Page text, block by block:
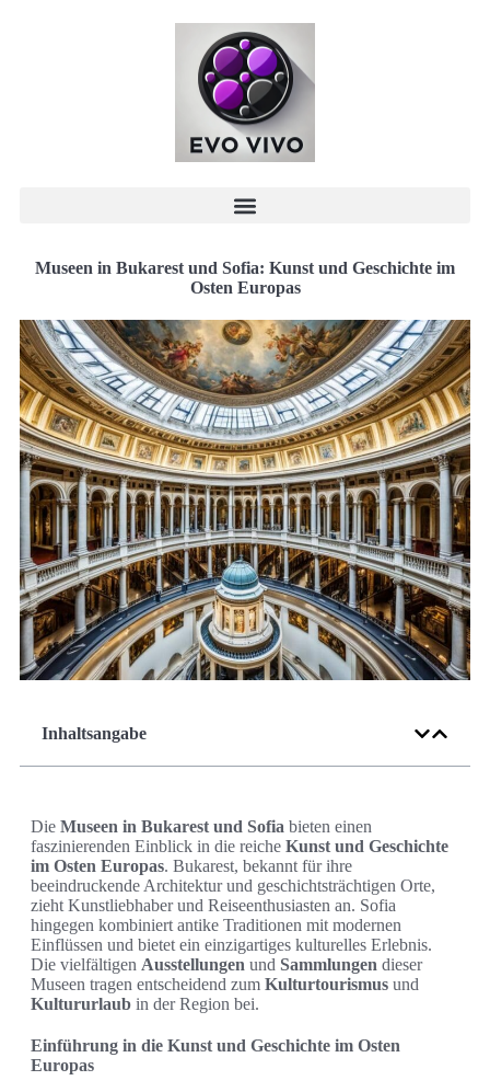
Museen in Bukarest und Sofia: Kunst und Geschichte im
Osten Europas
Inhaltsangabe
Die Museen in Bukarest und Sofia bieten einen
faszinierenden Einblick in die reiche Kunst und Geschichte
im Osten Europas. Bukarest, bekannt für ihre
beeindruckende Architektur und geschichtsträchtigen Orte,
zieht Kunstliebhaber und Reiseenthusiasten an. Sofia
hingegen kombiniert antike Traditionen mit modernen
Einflüssen und bietet ein einzigartiges kulturelles Erlebnis.
Die vielfältigen Ausstellungen und Sammlungen dieser
Museen tragen entscheidend zum Kulturtourismus und
Kultururlaub in der Region bei.
Einführung in die Kunst und Geschichte im Osten
Europas